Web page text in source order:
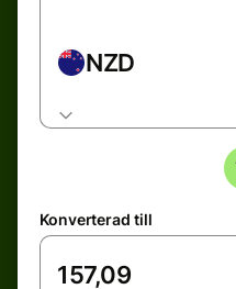
NZD
Konverterad till